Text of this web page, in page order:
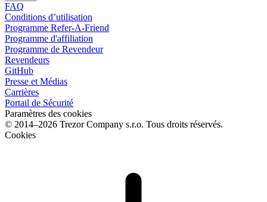
FAQ
Conditions d’utilisation
Programme Refer-A-Friend
Programme d'affiliation
Programme de Revendeur
Revendeurs
GitHub
Presse et Médias
Carrières
Portail de Sécurité
Paramètres des cookies
© 2014–2026 Trezor Company s.r.o. Tous droits réservés.
Cookies